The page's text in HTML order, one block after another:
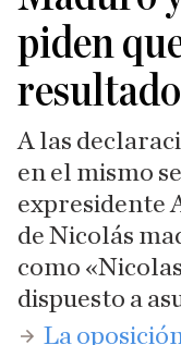
piden
A las
en el mismo
expresidente
de Nicolás
como
dispuesto a
La